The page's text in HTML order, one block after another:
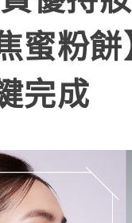
蜜粉
完成